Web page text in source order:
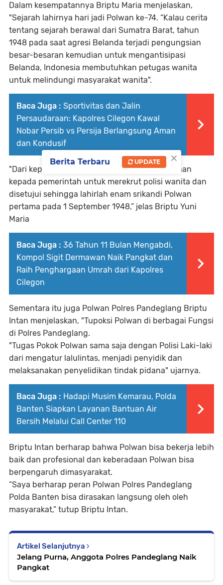
Dalam kesempatannya Briptu Maria menjelaskan,
"Sejarah lahirnya hari jadi Polwan ke-74. “Kalau cerita
tentang sejarah berawal dari Sumatra Barat, tahun
1948 pada saat agresi Belanda terjadi pengungsian
besar-besaran kemudian untuk mengantisipasi
Belanda, Indonesia membutuhkan petugas wanita
untuk melindungi masyarakat wanita".
Baca Juga : Sportivitas dan Jalin
Persaudaraan: Kapolres Cilegon Kawal
Nobar Persib vs Persija Berlangsung Aman
dan Kondusif
"Dari kepolisian sendiri mengajukan permohonan
kepada pemerintah untuk merekrut polisi wanita dan
disetujui sehingga lahirlah enam srikandi Polwan
pertama pada 1 September 1948,” jelas Briptu Yuni
Maria
Baca Juga : 36 Tahun 11 Bulan Mengabdi,
Kompol Sigit Dermawan Naik Pangkat dan
Raih Penghargaan Umrah dari Kapolres
Cilegon
Sementara itu juga Polwan Polres Pandeglang Briptu
Intan menjelaskan, "Tupoksi Polwan di berbagai Fungsi
di Polres Pandeglang.
"Tugas Pokok Polwan sama saja dengan Polisi Laki-laki
dari mengatur lalulintas, menjadi penyidik dan
melaksanakan penyelidikan tindak pidana" ujarnya.
Baca Juga : Hadapi Musim Kemarau, Polda
Banten Siapkan Layanan Bantuan Air
Bersih Melalui Call Center 110
Briptu Intan berharap bahwa Polwan bisa bekerja lebih
baik dan profesional dan keberadaan Polwan bisa
berpengaruh dimasyarakat.
“Saya berharap peran Polwan Polres Pandeglang
Polda Banten bisa dirasakan langsung oleh oleh
masyarakat,” tutup Briptu Intan.
Artikel Selanjutnya
Jelang Purna, Anggota Polres Pandeglang Naik
Pangkat
×
Berita Terbaru UPDATE